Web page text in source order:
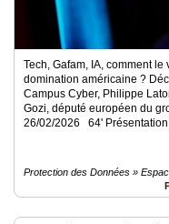
Tech, Gafam, IA, comment
domination américaine ?
Campus Cyber, Philippe
Gozi, député européen du
26/02/2026 64' Présentation
Protection des Données »